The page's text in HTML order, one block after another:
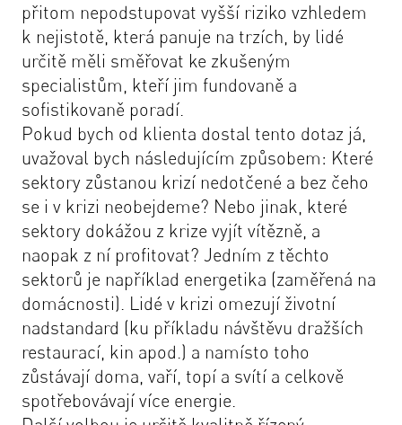
přitom nepodstupovat vyšší riziko vzhledem
k nejistotě, která panuje na trzích, by lidé
určitě měli směřovat ke zkušeným
specialistům, kteří jim fundovaně a
sofistikovaně poradí.
Pokud bych od klienta dostal tento dotaz já,
uvažoval bych následujícím způsobem: Které
sektory zůstanou krizí nedotčené a bez čeho
se i v krizi neobejdeme? Nebo jinak, které
sektory dokážou z krize vyjít vítězně, a
naopak z ní profitovat? Jedním z těchto
sektorů je například energetika (zaměřená na
domácnosti). Lidé v krizi omezují životní
nadstandard (ku příkladu návštěvu dražších
restaurací, kin apod.) a namísto toho
zůstávají doma, vaří, topí a svítí a celkově
spotřebovávají více energie.